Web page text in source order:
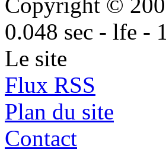
Copyright ©
0.048 sec - lfe -
Le site
Flux RSS
Plan du site
Contact